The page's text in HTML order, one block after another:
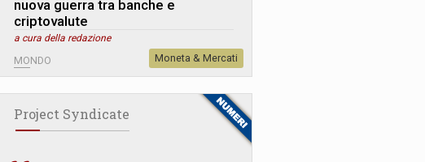
nuova guerra tra banche e
criptovalute
a cura della redazione
MONDO Moneta & Mercati
Project Syndicate